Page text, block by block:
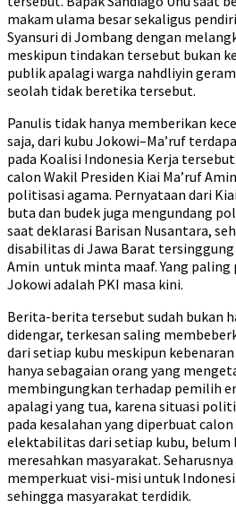
makam ulama besar sekaligus
Syansuri di Jombang dengan
meskipun tindakan tersebut bukan
publik apalagi warga nahdliyin
seolah tidak beretika tersebut.
Panulis tidak hanya memberikan
saja, dari kubu Jokowi–Ma’ruf
pada Koalisi Indonesia Kerja
calon Wakil Presiden Kiai Ma’ruf
politisasi agama. Pernyataan dari
buta dan budek juga mengundang
saat deklarasi Barisan Nusantara,
disabilitas di Jawa Barat
Amin untuk minta maaf. Yang paling
Jokowi adalah PKI masa kini.
Berita-berita tersebut sudah bukan
didengar, terkesan saling
dari setiap kubu meskipun
hanya sebagaian orang yang
membingungkan terhadap pemilih
apalagi yang tua, karena situasi
pada kesalahan yang diperbuat
elektabilitas dari setiap kubu, belum
meresahkan masyarakat.
memperkuat visi-misi untuk
sehingga masyarakat terdidik.